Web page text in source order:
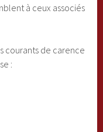
à ceux associés
courants de carence
: